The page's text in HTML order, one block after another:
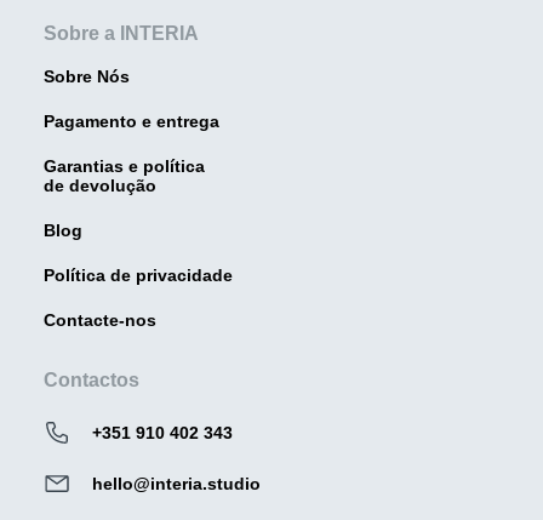
Sobre a INTERIA
Sobre Nós
Pagamento e entrega
Garantias e política
de devolução
Blog
Política de privacidade
Contacte-nos
Contactos
+351 910 402 343
hello@interia.studio